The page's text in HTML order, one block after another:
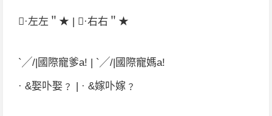
·左左＂★ | ·右右＂★
`╱/|國際寵爹a! | `╱/|國際寵媽a!
· &娶卟娶﹖ | · &嫁卟嫁﹖